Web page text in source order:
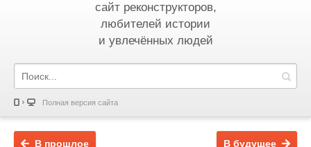
сайт реконструкторов,
любителей истории
и увлечённых людей
Полная версия сайта
В будущее
В прошлое